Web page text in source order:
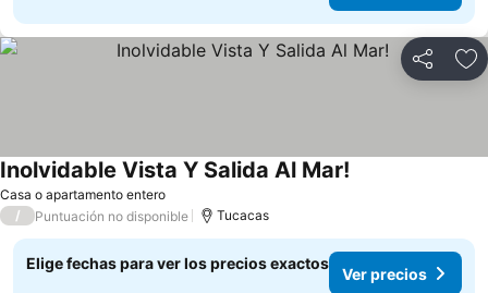
Compartir
Casa o apartamento entero
Inolvidable Vista Y Salida Al Mar!
/ Puntuación no disponible Tucacas
Elige fechas para ver los precios exactos
Ver precios